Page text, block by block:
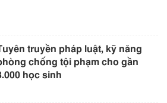
truyền pháp luật, kỹ năng
chống tội phạm cho gần
học sinh